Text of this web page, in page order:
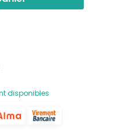
disponibles